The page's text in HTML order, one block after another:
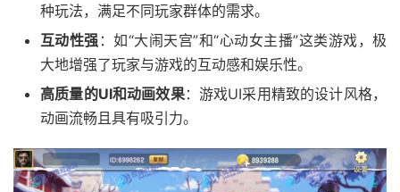
种玩法，满足不同玩家群体的需求。
互动性强 ：如“大闹天宫”和“心动女主播”这类游戏，极
大地增强了玩家与游戏的互动感和娱乐性。
高质量的UI和动画效果：游戏UI采用精致的设计风格，
动画流畅且具有吸引力。